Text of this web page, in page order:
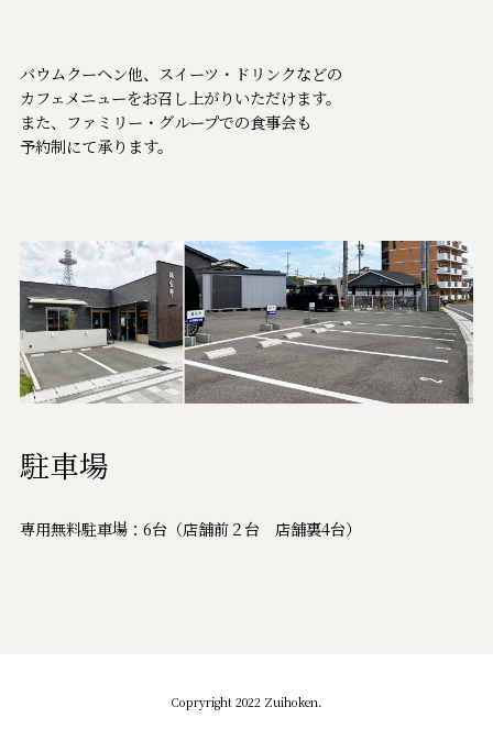
バウムクーヘン他、スイーツ・ドリンクなどの
カフェメニューをお召し上がりいただけます。
また、ファミリー・グループでの食事会も
予約制にて承ります。
駐車場
専用無料駐車場：6台（店舗前２台 店舗裏4台）
Copryright 2022 Zuihoken.